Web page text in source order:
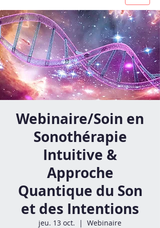
Webinaire/Soin en
Sonothérapie
Intuitive &
Approche
Quantique du Son
et des Intentions
jeu. 13 oct.
  |
Webinaire